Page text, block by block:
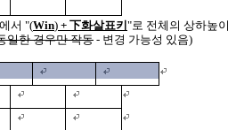
서 "(Win) + 下화살표키 "로 전체의 상하높
일한 경우만 작동 - 변경 가능성 있음)